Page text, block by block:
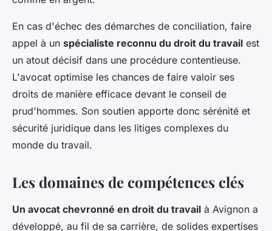
En cas d'échec des démarches de conciliation, faire
appel à un spécialiste reconnu du droit du travail est
un atout décisif dans une procédure contentieuse.
L'avocat optimise les chances de faire valoir ses
droits de manière efficace devant le conseil de
prud'hommes. Son soutien apporte donc sérénité et
sécurité juridique dans les litiges complexes du
monde du travail.
Les domaines de compétences clés
Un avocat chevronné en droit du travail à Avignon a
développé, au fil de sa carrière, de solides expertises